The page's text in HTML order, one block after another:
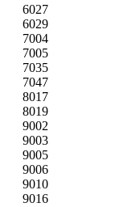
6027
6029
7004
7005
7035
7047
8017
8019
9002
9003
9005
9006
9010
9016